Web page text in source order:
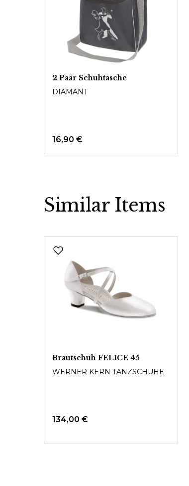
2 Paar Schuhtasche
DIAMANT
16,90 €
Similar Items
Brautschuh FELICE 45
WERNER KERN TANZSCHUHE
134,00 €